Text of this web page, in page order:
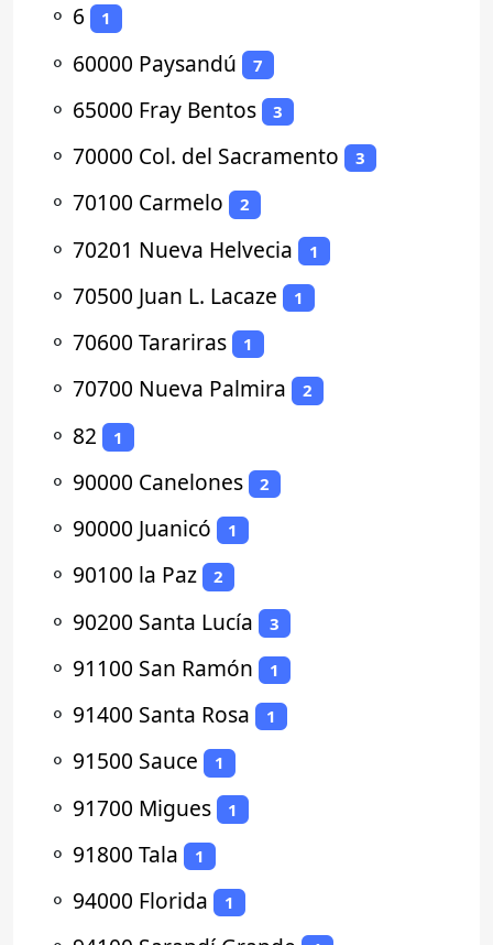
⚬ 6 1
⚬ 60000 Paysandú 7
⚬ 65000 Fray Bentos 3
⚬ 70000 Col. del Sacramento 3
⚬ 70100 Carmelo 2
⚬ 70201 Nueva Helvecia 1
⚬ 70500 Juan L. Lacaze 1
⚬ 70600 Tarariras 1
⚬ 70700 Nueva Palmira 2
⚬ 82 1
⚬ 90000 Canelones 2
⚬ 90000 Juanicó 1
⚬ 90100 la Paz 2
⚬ 90200 Santa Lucía 3
⚬ 91100 San Ramón 1
⚬ 91400 Santa Rosa 1
⚬ 91500 Sauce 1
⚬ 91700 Migues 1
⚬ 91800 Tala 1
⚬ 94000 Florida 1